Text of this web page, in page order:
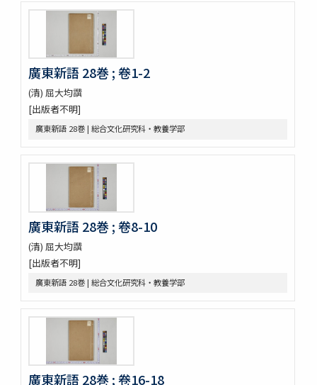
爾雅註疏 11巻
格致鏡原 100巻
藥性本草約言 4巻
開拓使官園動植品類簿
救荒野譜 1巻補遺1巻坿救荒辟穀諸方
灌園草木識 6巻
南方草木状 3巻坿桂海草木志
Alle de plaaten en de vruchten
坂本浩然菌譜
茘枝譜 : 七篇第一
嶺表録異 3巻
南産志
續脩臺灣府志
中山傳信録 6巻/ (清) 徐葆光纂
廣東新語 28巻
農政全書 60巻
農桑輯要 7巻
花暦百詠 2巻坿百花賦考百花和稱
事物異名録 40巻
重刊巣氏諸病源候緫論 50巻 (存45巻)
遠西醫方名物考 36巻補遺9巻
延喜式 50巻
廣東新語 28巻 ; 卷1-2
(清) 屈大均譔
[出版者不明]
廣東新語 28巻 | 総合文化研究科・教養学部
廣東新語 28巻 ; 卷8-10
(清) 屈大均譔
[出版者不明]
廣東新語 28巻 | 総合文化研究科・教養学部
廣東新語 28巻 ; 卷16-18